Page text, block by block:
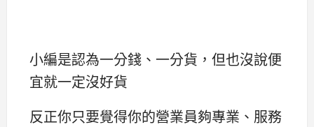
小編是認為一分錢、一分貨，但也沒說便
宜就一定沒好貨
反正你只要覺得你的營業員夠專業、服務